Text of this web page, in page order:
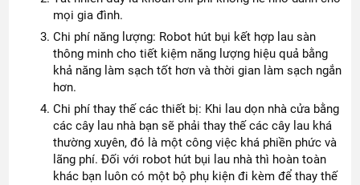
mọi gia đình.
Chi phí năng lượng: Robot hút bụi kết hợp lau sàn
thông minh cho tiết kiệm năng lượng hiệu quả bằng
khả năng làm sạch tốt hơn và thời gian làm sạch ngắn
hơn.
Chi phí thay thế các thiết bị: Khi lau dọn nhà cửa bằng
các cây lau nhà bạn sẽ phải thay thế các cây lau khá
thường xuyên, đó là một công việc khá phiền phức và
lãng phí. Đối với robot hút bụi lau nhà thì hoàn toàn
khác bạn luôn có một bộ phụ kiện đi kèm để thay thế